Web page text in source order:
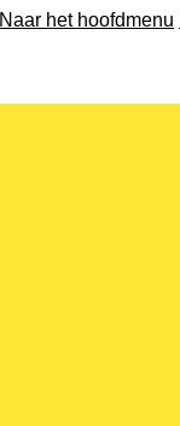
Naar het hoofdmenu